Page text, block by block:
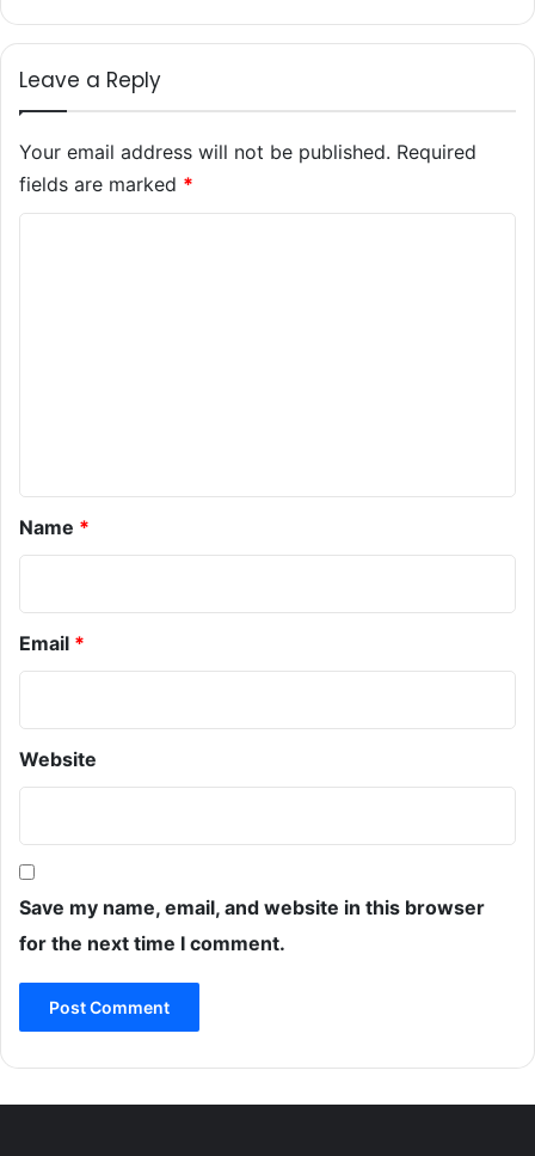
Leave a Reply
Your email address will not be published. Required
fields are marked *
Name *
Email *
Website
Save my name, email, and website in this browser
for the next time I comment.